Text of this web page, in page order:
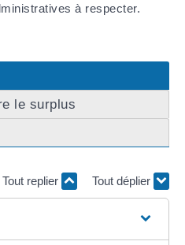
à respecter.
le surplus
Tout replier Tout déplier